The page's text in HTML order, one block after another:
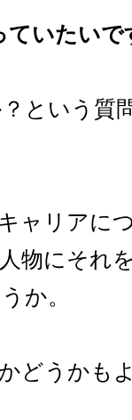
ていたい
という質
ャリアに
物にそれ
か。
どうかも